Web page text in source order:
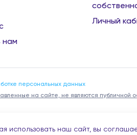
нам
Личный
персональных данных
на сайте, не являются публичной
случаями предложений частных услуг
материалов и т.п.), обращаем внимание на
такого профиля и не обращается
использовать наш сайт, вы